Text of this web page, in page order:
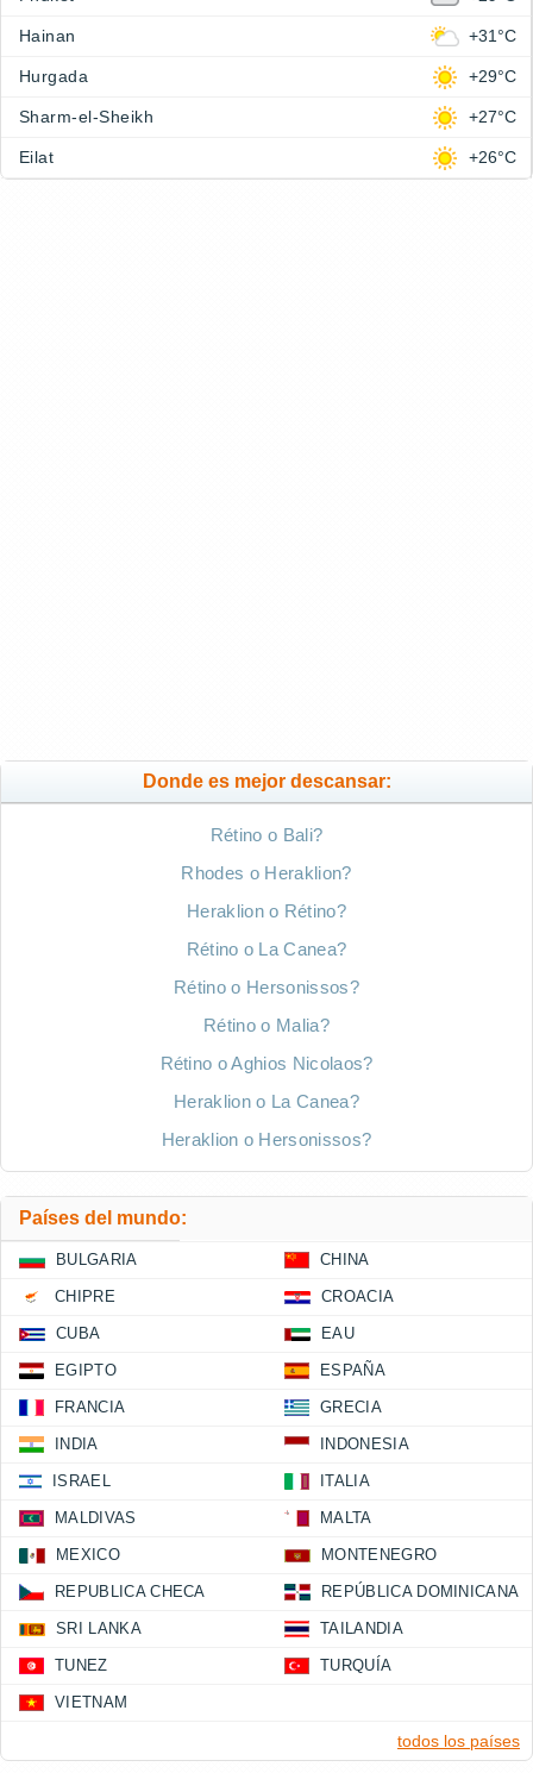
Hainan +31°C
Hurgada +29°C
Sharm-el-Sheikh +27°C
Eilat +26°C
Donde es mejor descansar:
Rétino o Bali?
Rhodes o Heraklion?
Heraklion o Rétino?
Rétino o La Canea?
Rétino o Hersonissos?
Rétino o Malia?
Rétino o Aghios Nicolaos?
Heraklion o La Canea?
Heraklion o Hersonissos?
Países del mundo:
BULGARIA CHINA
CHIPRE CROACIA
CUBA EAU
EGIPTO ESPAÑA
FRANCIA GRECIA
INDIA INDONESIA
ISRAEL ITALIA
MALDIVAS MALTA
MEXICO MONTENEGRO
REPUBLICA CHECA REPÚBLICA DOMINICANA
SRI LANKA TAILANDIA
TUNEZ TURQUÍA
VIETNAM
todos los países